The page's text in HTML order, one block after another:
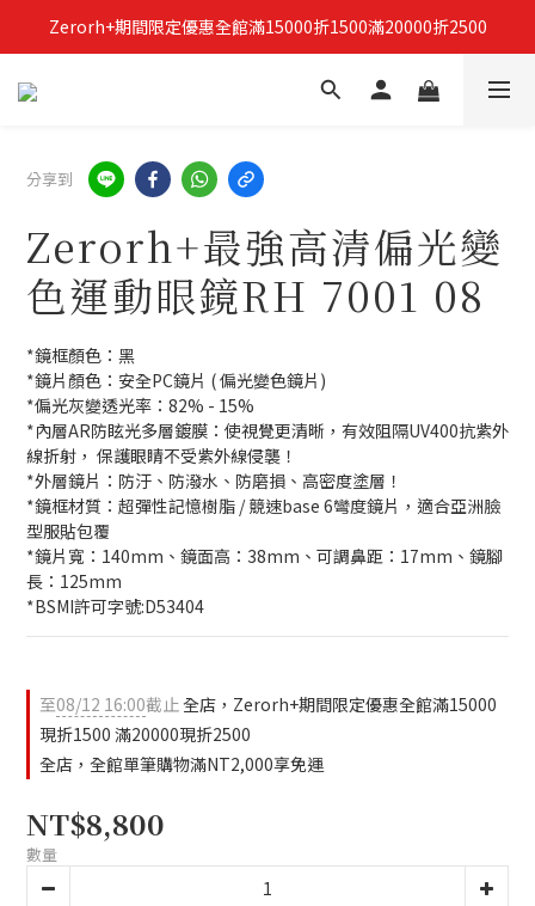
立即加入Zerorh+官網會員，獲得購物禮金
Zerorh+期間限定優惠全館滿15000折1500滿20000折2500
立即加入Zerorh+官網會員，獲得購物禮金
分享到
Zerorh+最強高清偏光變
色運動眼鏡RH 7001 08
*鏡框顏色：黑
*鏡片顏色：安全PC鏡片 ( 偏光變色鏡片)
*偏光灰變透光率：82% - 15%
*內層AR防眩光多層鍍膜：使視覺更清晰，有效阻隔UV400抗紫外
線折射， 保護眼睛不受紫外線侵襲！
*外層鏡片：防汙、防潑水、防磨損、高密度塗層！
*鏡框材質：超彈性記憶樹脂 / 競速base 6彎度鏡片，適合亞洲臉
型服貼包覆
*鏡片寬：140mm、鏡面高：38mm、可調鼻距：17mm、鏡腳
長：125mm
*BSMI許可字號:D53404
至08/12 16:00截止全店，Zerorh+期間限定優惠全館滿15000
現折1500 滿20000現折2500
全店，全館單筆購物滿NT2,000享免運
NT$8,800
數量